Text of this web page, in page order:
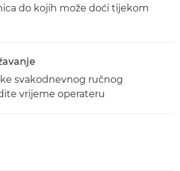
do kojih može doći tijekom
svakodnevnog ručnog
vrijeme operateru